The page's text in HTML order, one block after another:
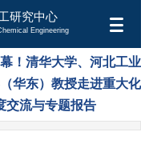
研究中心
Engineering
！清华大学、河北工业
华东）教授走进重大化
交流与专题报告